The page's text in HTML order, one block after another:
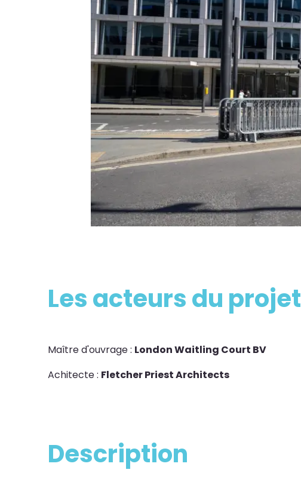
Les acteurs du projet
Maître d'ouvrage : London Waitling Court BV
Achitecte : Fletcher Priest Architects
Description